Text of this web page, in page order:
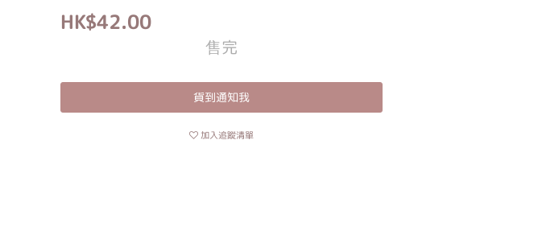
HK$42.00
售完
貨到通知我
加入追蹤清單